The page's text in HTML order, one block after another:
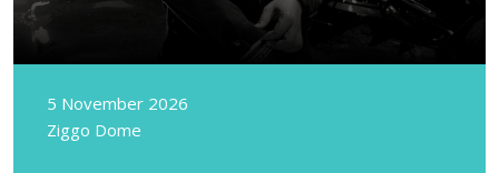
5 November 2026
Ziggo Dome